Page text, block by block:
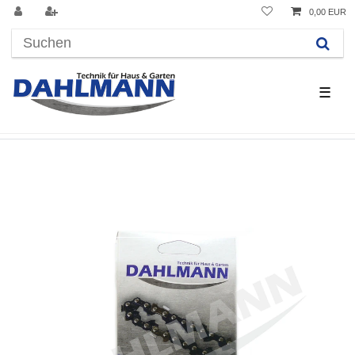
☰
0,00 EUR